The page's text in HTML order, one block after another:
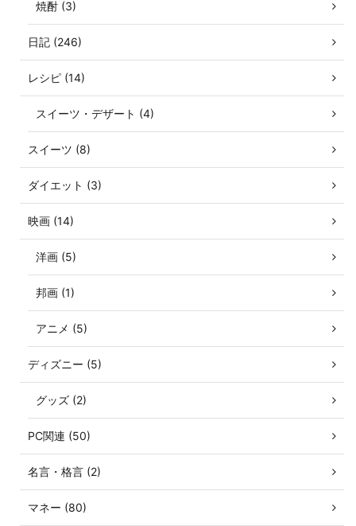
焼酎 (3)
日記 (246)
レシピ (14)
スイーツ・デザート (4)
スイーツ (8)
ダイエット (3)
映画 (14)
洋画 (5)
邦画 (1)
アニメ (5)
ディズニー (5)
グッズ (2)
PC関連 (50)
名言・格言 (2)
マネー (80)